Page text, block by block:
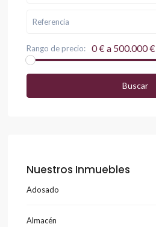
Rango de precio: 0 € a 500.000 €
Buscar
Nuestros Inmuebles
Adosado
Almacén